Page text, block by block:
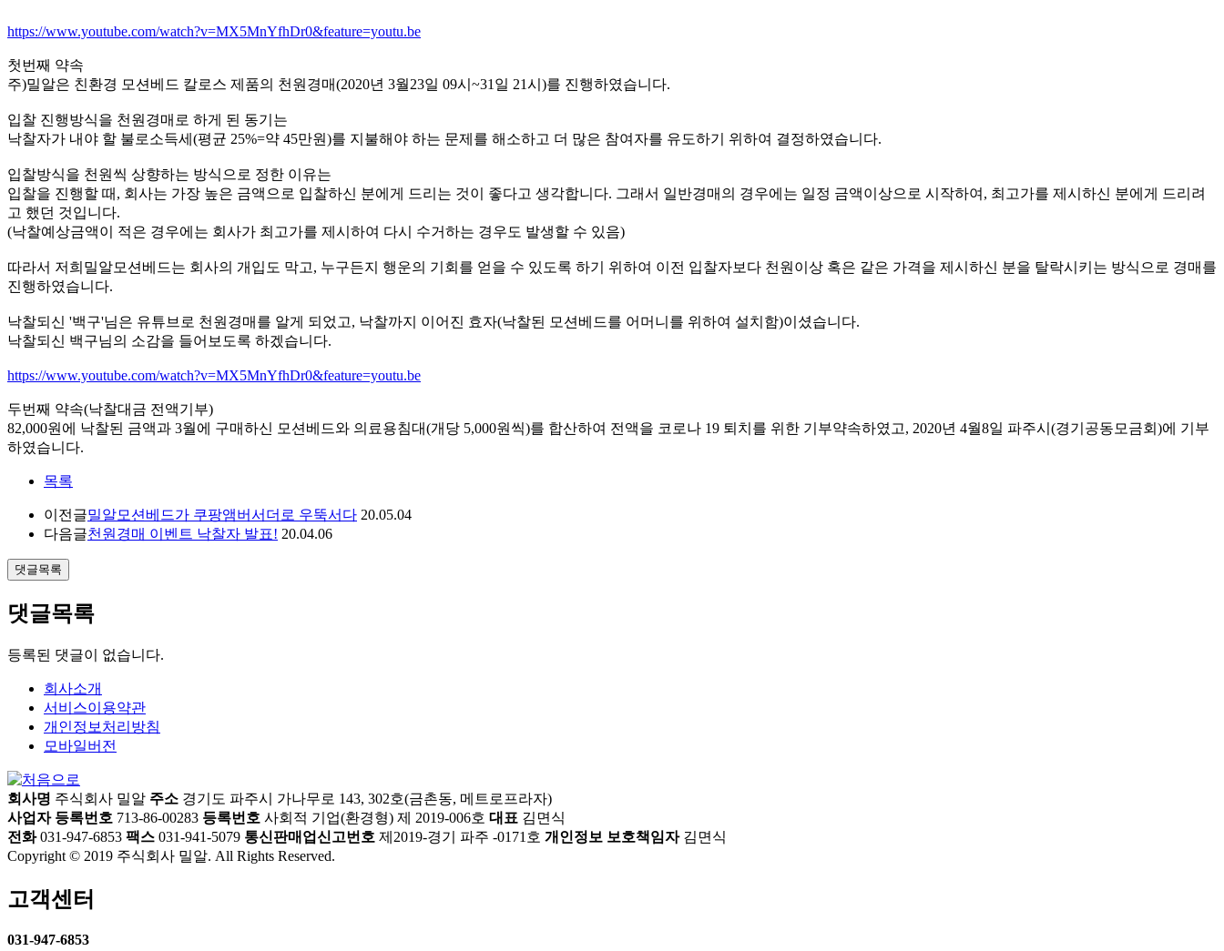
https://www.youtube.com/watch?v=MX5MnYfhDr0&feature=youtu.be
첫번째 약속
주)밀알은 친환경 모션베드 칼로스 제품의 천원경매(2020년 3월23일 09시~31일 21시)를 진행하였습니다.
입찰 진행방식을 천원경매로 하게 된 동기는
낙찰자가 내야 할 불로소득세(평균 25%=약 45만원)를 지불해야 하는 문제를 해소하고 더 많은 참여자를 유도하기 위하여 결정하였습니다.
입찰방식을 천원씩 상향하는 방식으로 정한 이유는
입찰을 진행할 때, 회사는 가장 높은 금액으로 입찰하신 분에게 드리는 것이 좋다고 생각합니다. 그래서 일반경매의 경우에는 일정 금액이상으로 시작하여, 최고가를 제시하신 분에게 드리려
고 했던 것입니다.
(낙찰예상금액이 적은 경우에는 회사가 최고가를 제시하여 다시 수거하는 경우도 발생할 수 있음)
따라서 저희밀알모션베드는 회사의 개입도 막고, 누구든지 행운의 기회를 얻을 수 있도록 하기 위하여 이전 입찰자보다 천원이상 혹은 같은 가격을 제시하신 분을 탈락시키는 방식으로 경매를
진행하였습니다.
낙찰되신 '백구'님은 유튜브로 천원경매를 알게 되었고, 낙찰까지 이어진 효자(낙찰된 모션베드를 어머니를 위하여 설치함)이셨습니다.
낙찰되신 백구님의 소감을 들어보도록 하겠습니다.
https://www.youtube.com/watch?v=MX5MnYfhDr0&feature=youtu.be
두번째 약속(낙찰대금 전액기부)
82,000원에 낙찰된 금액과 3월에 구매하신 모션베드와 의료용침대(개당 5,000원씩)를 합산하여 전액을 코로나 19 퇴치를 위한 기부약속하였고, 2020년 4월8일 파주시(경기공동모금회)에 기부
하였습니다.
목록
이전글밀알모션베드가 쿠팡앰버서더로 우뚝서다 20.05.04
다음글천원경매 이벤트 낙찰자 발표! 20.04.06
댓글목록
댓글목록
등록된 댓글이 없습니다.
회사소개
서비스이용약관
개인정보처리방침
모바일버전
회사명 주식회사 밀알 주소 경기도 파주시 가나무로 143, 302호(금촌동, 메트로프라자)
사업자 등록번호 713-86-00283 등록번호 사회적 기업(환경형) 제 2019-006호 대표 김면식
전화031-947-6853 팩스 031-941-5079 통신판매업신고번호 제2019-경기 파주 -0171호 개인정보 보호책임자김면식
Copyright © 2019 주식회사 밀알. All Rights Reserved.
고객센터
031-947-6853